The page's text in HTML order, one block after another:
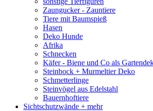
Zaungucker - Zauntiere
Tiere mit Baumspieß
Hasen
Deko Hunde
Afrika
Schnecken
Käfer - Biene und Co als
Steinbock + Murmeltier Deko
Schmetterlinge
Steinvögel aus Edelstahl
Bauernhoftiere
Sichtschutzwände + mehr